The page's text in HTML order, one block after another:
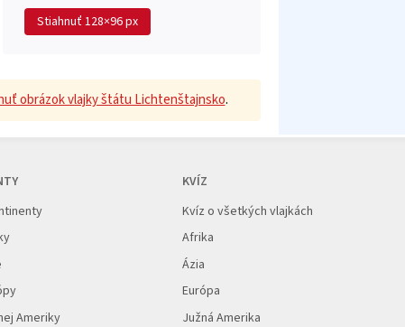
Stiahnuť 128×96 px
obrázok vlajky štátu Lichtenštajnsko.
Ameriky
KVÍZ
Kvíz o všetkých vlajkách
Afrika
Ázia
Európa
Južná Amerika